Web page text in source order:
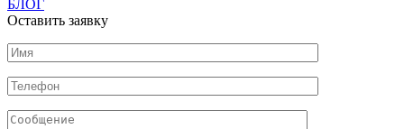
БЛОГ
Оставить заявку